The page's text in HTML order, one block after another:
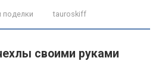
поделки tauroskiff
своими руками